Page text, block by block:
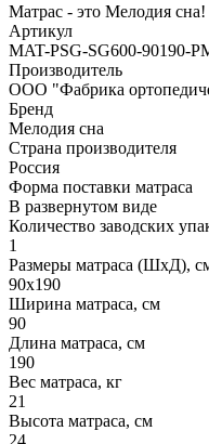
Матрас - это Мелодия сна!
Артикул
MAT-PSG-SG600-90190-
Производитель
ООО "Фабрика
Бренд
Мелодия сна
Страна производителя
Россия
Форма поставки матраса
В развернутом виде
Количество заводских
1
Размеры матраса (ШхД),
90х190
Ширина матраса, см
90
Длина матраса, см
190
Вес матраса, кг
21
Высота матраса, см
24